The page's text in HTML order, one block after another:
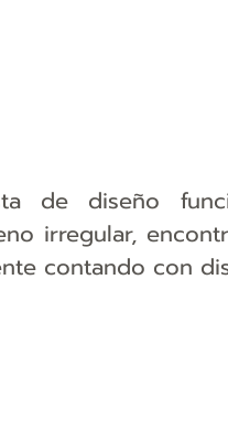
de diseño
irregular,